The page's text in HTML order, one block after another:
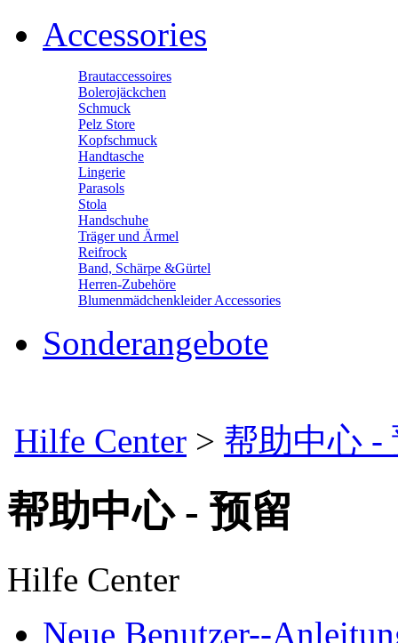
Accessories
Brautaccessoires
Bolerojäckchen
Schmuck
Pelz Store
Kopfschmuck
Handtasche
Lingerie
Parasols
Stola
Handschuhe
Träger und Ärmel
Reifrock
Band, Schärpe &Gürtel
Herren-Zubehöre
Blumenmädchenkleider Accessories
Sonderangebote
Hilfe Center > 帮助中心 -
帮助中心 - 预留
Hilfe Center
Neue Benutzer--